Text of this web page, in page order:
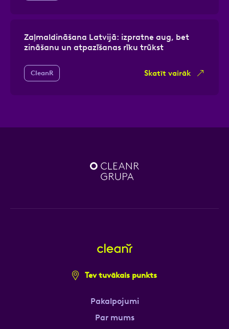
Zaļmaldināšana Latvijā: izpratne aug, bet
zināšanu un atpazīšanas rīku trūkst
CleanR Skatīt vairāk
Tev tuvākais punkts
Pakalpojumi
Par mums